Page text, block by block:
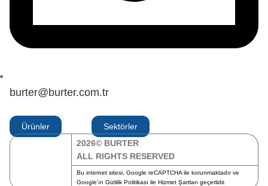
burter@burter.com.tr
Ürünler
Sektörler
2026© BURTER
ALL RIGHTS RESERVED
Bu internet sitesi, Google reCAPTCHA ile korunmaktadır ve
Google’ın Gizlilik Politikası ile Hizmet Şartları geçerlidir.